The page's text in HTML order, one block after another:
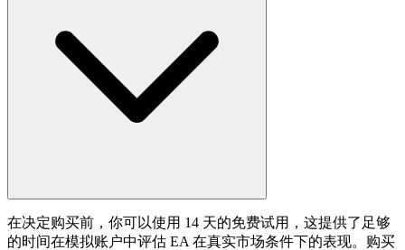
在决定购买前，你可以使用 14 天的免费试用，这提供了足够
的时间在模拟账户中评估 EA 在真实市场条件下的表现。购买